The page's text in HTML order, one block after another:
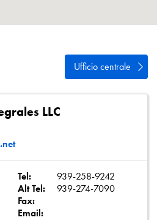
Ufficio centrale
LLC
Tel:
939-258-9242
Alt Tel:
939-274-7090
Fax:
Email:
Mappa del sito
iSource Accedere